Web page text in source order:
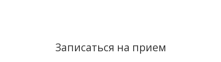
Записаться на прием